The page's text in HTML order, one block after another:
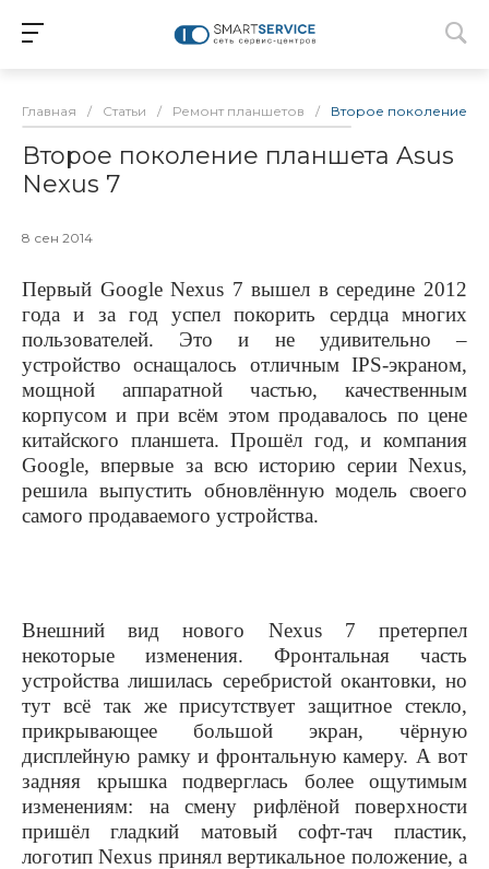
Главная / Статьи / Ремонт планшетов / Второе поколение
Второе поколение планшета Asus
Nexus 7
8 сен 2014
Первый Google Nexus 7 вышел в середине 2012
года и за год успел покорить сердца многих
пользователей. Это и не удивительно –
устройство оснащалось отличным IPS-экраном,
мощной аппаратной частью, качественным
корпусом и при всём этом продавалось по цене
китайского планшета. Прошёл год, и компания
Google, впервые за всю историю серии Nexus,
решила выпустить обновлённую модель своего
самого продаваемого устройства.
Внешний вид нового Nexus7 претерпел
некоторые изменения. Фронтальная часть
устройства лишилась серебристой окантовки, но
тут всё так же присутствует защитное стекло,
прикрывающее большой экран, чёрную
дисплейную рамку и фронтальную камеру. А вот
задняя крышка подверглась более ощутимым
изменениям: на смену рифлёной поверхности
пришёл гладкий матовый софт-тач пластик,
логотипNexus принял вертикальное положение, а